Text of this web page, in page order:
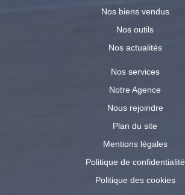
Nos biens vendus
Nos outils
Nos actualités
Nos services
Notre Agence
Nous rejoindre
Plan du site
Mentions légales
Politique de confidentialité
Politique des cookies